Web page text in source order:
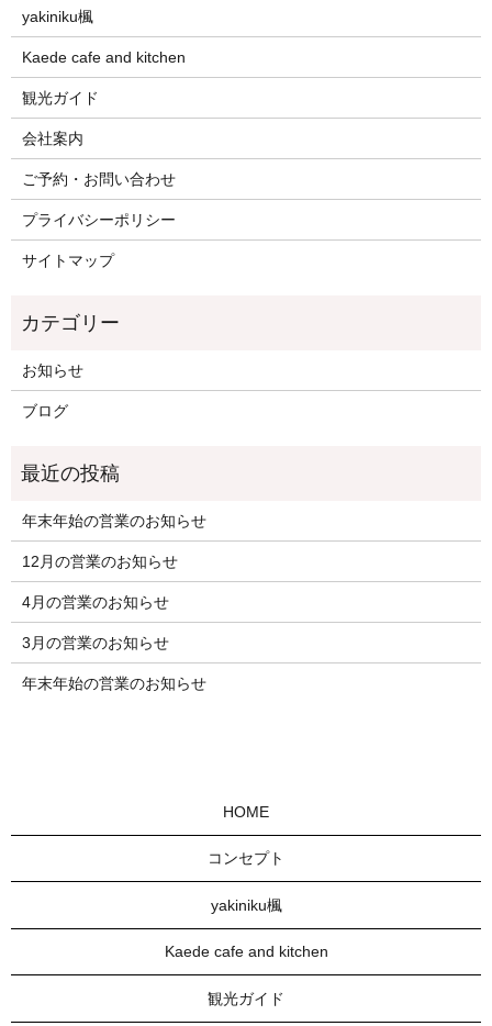
yakiniku楓
Kaede cafe and kitchen
観光ガイド
会社案内
ご予約・お問い合わせ
プライバシーポリシー
サイトマップ
お知らせ
ブログ
年末年始の営業のお知らせ
12月の営業のお知らせ
4月の営業のお知らせ
3月の営業のお知らせ
年末年始の営業のお知らせ
HOME
コンセプト
yakiniku楓
Kaede cafe and kitchen
観光ガイド